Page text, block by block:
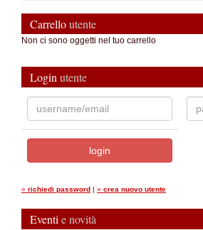
Carrelloutente
Non ci sono oggetti nel tuo carrello
Login utente
» richiedi password | » crea nuovo utente
Eventi e novità